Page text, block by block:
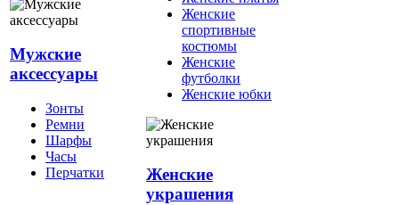
Мужские
аксессуары
Зонты
Ремни
Шарфы
Часы
Перчатки
Женские
спортивные
костюмы
Женские
футболки
Женские юбки
Женские
украшения